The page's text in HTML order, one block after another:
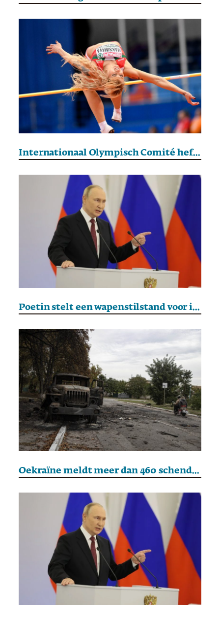
Internationaal Olympisch Comité heft restricties voor Belarussische atleten op
Poetin stelt een wapenstilstand voor in Oekraïne op 9 mei
Oekraïne meldt meer dan 460 schendingen van het paasbestand